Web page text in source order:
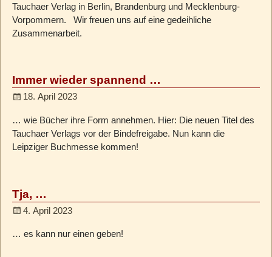
Tauchaer Verlag in Berlin, Brandenburg und Mecklenburg-
Vorpommern. Wir freuen uns auf eine gedeihliche
Zusammenarbeit.
Immer wieder spannend …
18. April 2023
… wie Bücher ihre Form annehmen. Hier: Die neuen Titel des
Tauchaer Verlags vor der Bindefreigabe. Nun kann die
Leipziger Buchmesse kommen!
Tja, …
4. April 2023
… es kann nur einen geben!